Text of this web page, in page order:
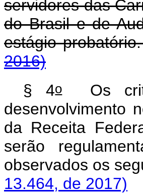
servidores das
do Brasil e de
estágio
2016)
§ 4oOs
desenvolvimento
da Receita
serão
observados
13.464, de 2017)